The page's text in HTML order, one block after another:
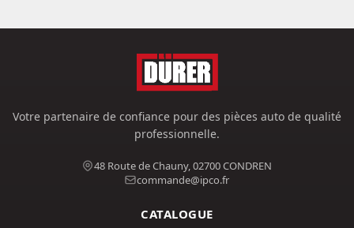
Votre partenaire de confiance pour des pièces auto de qualité
professionnelle.
48 Route de Chauny, 02700 CONDREN
commande@ipco.fr
CATALOGUE